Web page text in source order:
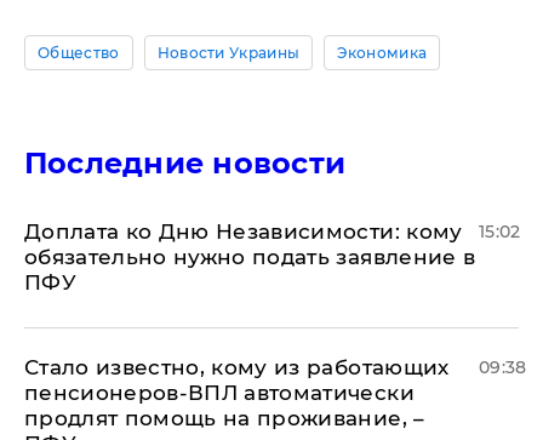
Общество Новости Украины Экономика
Последние новости
Доплата ко Дню Независимости: кому
обязательно нужно подать заявление в
ПФУ
15:02
Стало известно, кому из работающих
пенсионеров-ВПЛ автоматически
продлят помощь на проживание, –
09:38